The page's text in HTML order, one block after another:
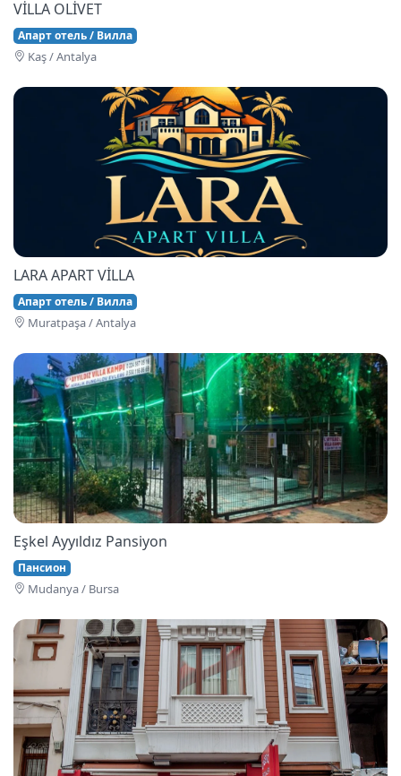
VİLLA OLİVET
Апарт отель / Вилла
Kaş / Antalya
LARA APART VİLLA
Апарт отель / Вилла
Muratpaşa / Antalya
Eşkel Ayyıldız Pansiyon
Пансион
Mudanya / Bursa